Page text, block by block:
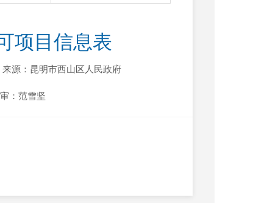
项目信息表
来源：昆明市西山区人民政府
：范雪坚